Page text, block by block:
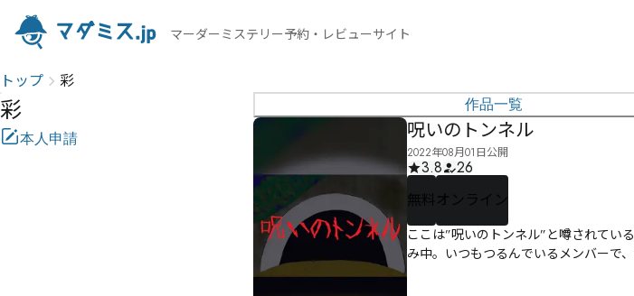
マーダーミステリー予約・レビューサイト
トップ 彩
彩
本人申請
作品一覧
呪いのトンネル
2022年08月01日公開
3.8
26
無料 オンライン
ここは”呪いのトンネル”と噂されてい
み中。いつもつるんでいるメンバーで